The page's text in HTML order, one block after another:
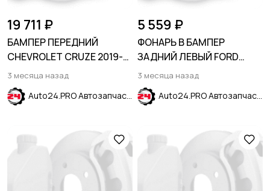
19 711 ₽
БАМПЕР ПЕРЕДНИЙ
CHEVROLET CRUZE 2019-
2024
3 месяца назад
Auto24.PRO Автозапчасти
5 559 ₽
ФОНАРЬ В БАМПЕР
ЗАДНИЙ ЛЕВЫЙ FORD
ESCAPE 2020-
3 месяца назад
Auto24.PRO Автозапчасти